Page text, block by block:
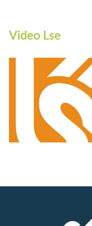
Video Lse